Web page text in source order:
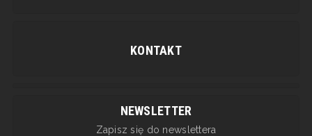
KONTAKT
NEWSLETTER
Zapisz się do newslettera